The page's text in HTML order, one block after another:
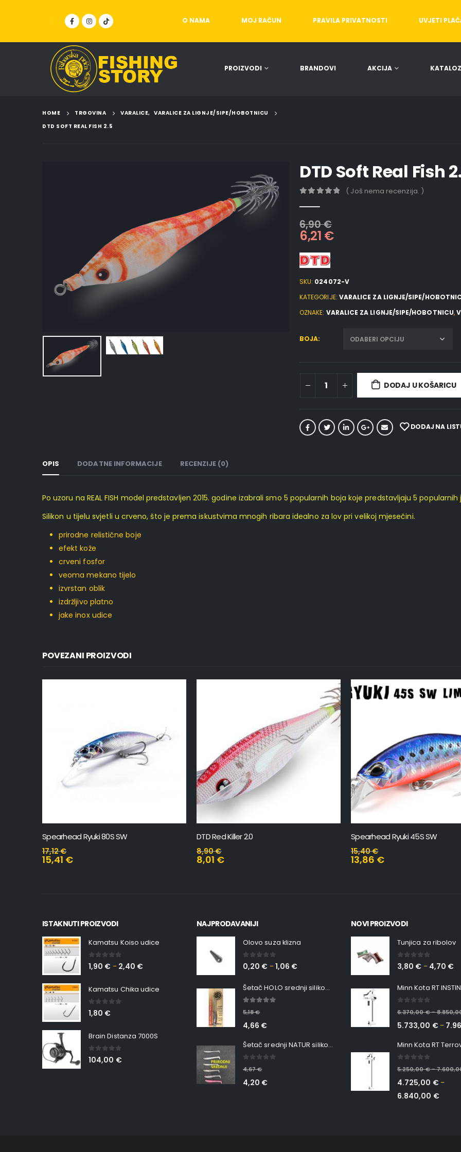
O NAMA MOJ RAČUN PRAVILA PRIVATNOSTI UVJETI
PROIZVODI BRANDOVI AKCIJA
HOME TRGOVINA VARALICE, VARALICE ZA LIGNJE/SIPE/HOBOTNICU
DTD SOFT REAL FISH 2.5
DTD Soft Real Fish
( Još nema recenzija. )
6,90€
6,21 €
SKU: 024072-V
KATEGORIJE: VARALICE ZA LIGNJE/SIPE/
OZNAKE: VARALICE ZA LIGNJE/SIPE/HOBOTNICU,
BOJA
DODAJ U KOŠARICU
DODAJ NA
OPIS DODATNE INFORMACIJE RECENZIJE (0)
Po uzoru na REAL FISH model predstavljen 2015. godine izabrali smo 5 popularnih boja koje predstavljaju 5 popularnih
Silikon u tijelu svjetli u crveno, što je prema iskustvima mnogih ribara idealno za lov pri velikoj mjesečini.
prirodne relistične boje
efekt kože
crveni fosfor
veoma mekano tijelo
izvrstan oblik
izdržljivo platno
jake inox udice
POVEZANI PROIZVODI
Spearhead Ryuki 80S SW
17,12€
15,41 €
DTD Red Killer 2.0
8,90€
8,01 €
Spearhead Ryuki 45S SW
15,40€
13,86 €
ISTAKNUTI PROIZVODI
Kamatsu Koiso udice
0 out of 5
1,90 € – 2,40 €
Kamatsu Chika udice
0 out of 5
1,80 €
Brain Distanza 7000S
0out of 5
104,00 €
NAJPRODAVANIJI
Olovo suza klizna
0 out of 5
0,20 € –1,06 €
Šetač HOLO srednji silikonska Ribica Belgrade Walker
5,18€
4,66 €
Šetač srednji NATUR silikonska ribica Belgrade Walker
4,67€
4,20 €
NOVI PROIZVODI
Tunjica za ribolov
0 out of 5
3,80 € – 4,70 €
6.370,00€–
5.733,00 €–
5.250,00€–
4.725,00 €–
6.840,00 €